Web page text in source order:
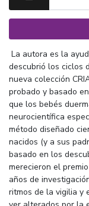
La autora es la
descubrió los ciclos
nueva colección
probado y basado
que los bebés
neurocientífica
método diseñado
nacidos (y a sus
basado en los
merecieron el
años de
ritmos de la vigilia y